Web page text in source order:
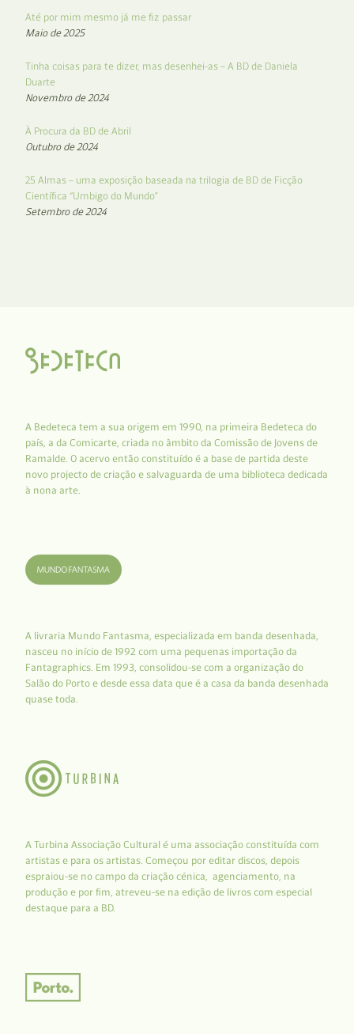
Até por mim mesmo já me fiz passar
Maio de 2025
Tinha coisas para te dizer, mas desenhei-as – A BD de Daniela
Duarte
Novembro de 2024
À Procura da BD de Abril
Outubro de 2024
25 Almas – uma exposição baseada na trilogia de BD de Ficção
Científica “Umbigo do Mundo”
Setembro de 2024
A Bedeteca tem a sua origem em 1990, na primeira Bedeteca do
país, a da Comicarte, criada no âmbito da Comissão de Jovens de
Ramalde. O acervo então constituído é a base de partida deste
novo projecto de criação e salvaguarda de uma biblioteca dedicada
à nona arte.
A livraria Mundo Fantasma, especializada em banda desenhada,
nasceu no início de 1992 com uma pequenas importação da
Fantagraphics. Em 1993, consolidou-se com a organização do
Salão do Porto e desde essa data que é a casa da banda desenhada
quase toda.
A Turbina Associação Cultural é uma associação constituída com
artistas e para os artistas. Começou por editar discos, depois
espraiou-se no campo da criação cénica, agenciamento, na
produção e por fim, atreveu-se na edição de livros com especial
destaque para a BD.